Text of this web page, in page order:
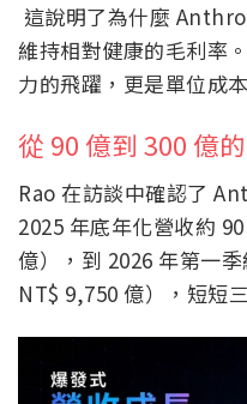
這說明了為什麼
維持相對健康的毛利率
力的飛躍，更是單位成
從 90 億到 300 億
Rao 在訪談中確認了
2025 年底年化營收約
億），到 2026 年第一
NT$ 9,750 億），短短